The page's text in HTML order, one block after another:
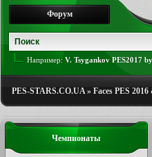
Форум
Например: V. Tsygankov PES2017
PES-STARS.CO.UA» Faces PES
Чемпионаты